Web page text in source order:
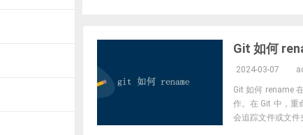
Git 如何
2024-03-07
Git 如何 rename
作。在 Git 中，重
会追踪文件或文件